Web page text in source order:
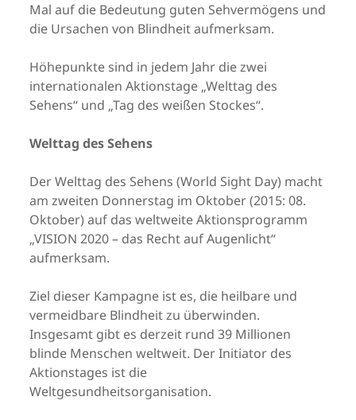
Mal auf die Bedeutung guten Sehvermögens und
die Ursachen von Blindheit aufmerksam.
Höhepunkte sind in jedem Jahr die zwei
internationalen Aktionstage „Welttag des
Sehens“ und „Tag des weißen Stockes“.
Welttag des Sehens
Der Welttag des Sehens (World Sight Day) macht
am zweiten Donnerstag im Oktober (2015: 08.
Oktober) auf das weltweite Aktionsprogramm
„VISION 2020 – das Recht auf Augenlicht“
aufmerksam.
Ziel dieser Kampagne ist es, die heilbare und
vermeidbare Blindheit zu überwinden.
Insgesamt gibt es derzeit rund 39 Millionen
blinde Menschen weltweit. Der Initiator des
Aktionstages ist die
Weltgesundheitsorganisation.